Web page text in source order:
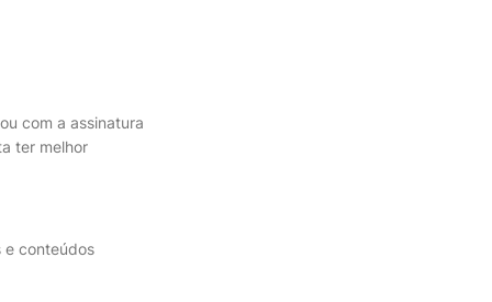
com a assinatura
ter melhor
e conteúdos